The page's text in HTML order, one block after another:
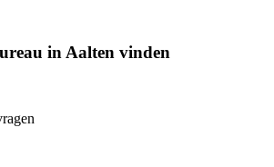
in Aalten vinden